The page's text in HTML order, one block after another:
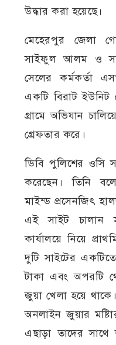
উদ্ধার করা হয়েছে।
মেহেরপুর জেলা
সাইফুল আলম ও
সেলের কর্মকর্তা
একটি বিরাট
গ্রামে অভিযান
গ্রেফতার করে।
ডিবি পুলিশের ওসি
করেছেন। তিনি
মাইন্ড প্রসেনজিৎ
এই সাইট চালান
কার্যালয়ে নিয়ে
দুটি সাইটের
টাকা এবং অপরটি
জুয়া খেলা হয়ে
অনলাইন জুয়ার
এছাড়া তাদের